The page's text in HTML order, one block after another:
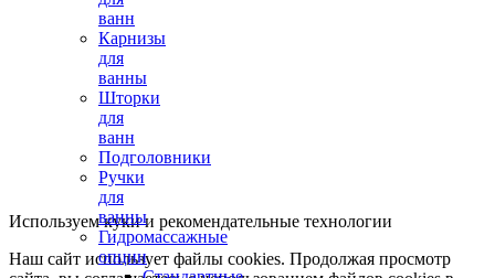
ванн
Карнизы
для
ванны
Шторки
для
ванн
Подголовники
Ручки
для
ванны
Гидромассажные
опции
Используем куки и рекомендательные технологии
Наш сайт использует файлы cookies. Продолжая просмотр